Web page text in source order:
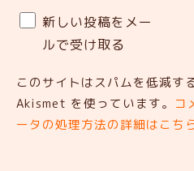
新しい投稿をメー
ルで受け取る
このサイトはスパムを低減す
Akismet を使っています。 コ
ータの処理方法の詳細はこち